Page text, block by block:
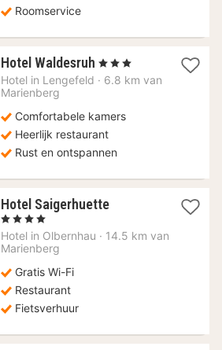
Roomservice
Hotel Waldesruh 1
nacht
€
, 3 Sterren
Hotel in Lengefeld · 6.8 km van
Marienberg
Comfortabele kamers
Heerlijk restaurant
Rust en ontspannen
Hotel Saigerhuette1
vanaf
, 4 Sterren
Hotel in Olbernhau · 14.5 km van
Marienberg
Gratis Wi-Fi
Restaurant
Fietsverhuur